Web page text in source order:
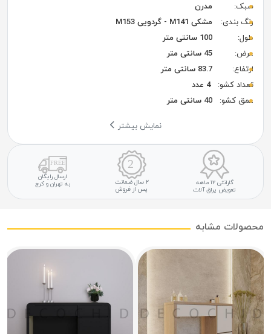
سبک:
مدرن
رنگ بندی:
مشکی M141 - گردویی M153
طول:
100 سانتی متر
عرض:
45 سانتی متر
ارتفاع:
83.7 سانتی متر
تعداد کشو:
4 عدد
عمق کشو:
40 سانتی متر
نمایش بیشتر
گارانتی ۱۲ ماهه
تعویض یراق آلات
۲ سال ضمانت
پس از فروش
ارسال رایگان
به تهران و کرج
محصولات مشابه